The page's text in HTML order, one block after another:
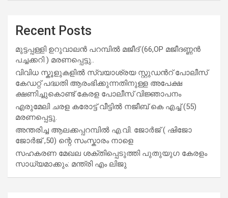
Recent Posts
മുട്ടപ്പള്ളി ഉറുവാലൻ പറമ്പിൽ മജീദ് (66,OP മജീദണ്ണൻ
പച്ചക്കറി ) മരണപ്പെട്ടു..
വിവിധ സ്കൂളുകളില്‍ സ്വയാശ്രയ സ്റ്റുഡന്‍റ് പോലീസ്
കേഡറ്റ് പദ്ധതി ആരംഭിക്കുന്നതിനുള്ള അപേക്ഷ
ക്ഷണിച്ചുകൊണ്ട് കേരള പോലീസ് വിജ്ഞാപനം
എരുമേലി ചരള കരോട്ട് വീട്ടിൽ നജീബ് കെ എച്ച് (55)
മരണപ്പെട്ടു.
അന്തരിച്ച ആ​ല​ക്ക​പ്പ​റമ്പിൽ​ എ.​വി. ജോ​ർ​ജ് ( ഷിജോ
ജോർജ് ,50) ന്റെ സംസ്കാരം നാളെ
സഹകരണ മേഖല ശക്തിപ്പെടുത്തി പുതുയുഗ കേരളം
സാധ്യമാക്കും: മന്ത്രി എം ലിജു